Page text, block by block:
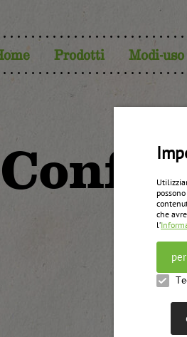
che
l’
Prodotti Modi-uso